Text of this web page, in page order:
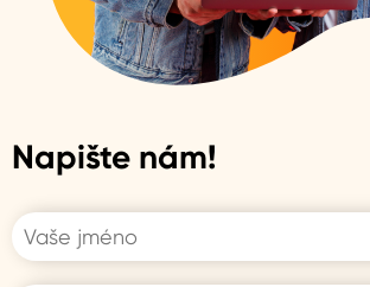
Napište nám!